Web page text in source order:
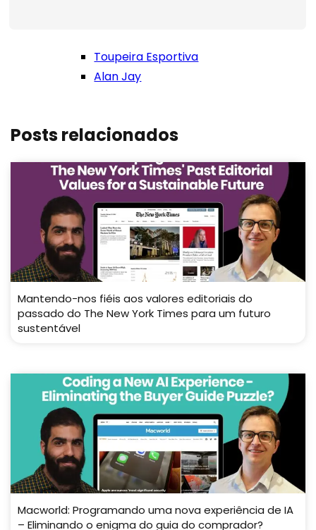
Toupeira Esportiva
Alan Jay
Posts relacionados
Mantendo-nos fiéis aos valores editoriais do
passado do The New York Times para um futuro
sustentável
Macworld: Programando uma nova experiência de IA
– Eliminando o enigma do guia do comprador?